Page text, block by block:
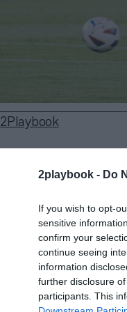
2playbook - Do
If you wish to opt-
sensitive
confirm your
continue seeing
information
further disclosure
participants. This
2Playbook
millones de euros
millones de euros
reforzar su
millones al
“pueda tener
Paulino Rivero.